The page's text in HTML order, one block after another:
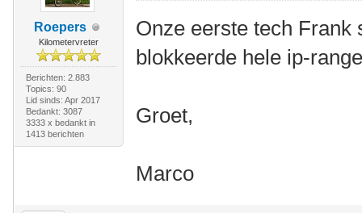
Roepers
Kilometervreter
Berichten: 2.883
Topics: 90
Lid sinds: Apr 2017
Bedankt: 3087
3333 x bedankt in
1413 berichten
Onze eerste tech Frank
blokkeerde hele ip-
Groet,
Marco